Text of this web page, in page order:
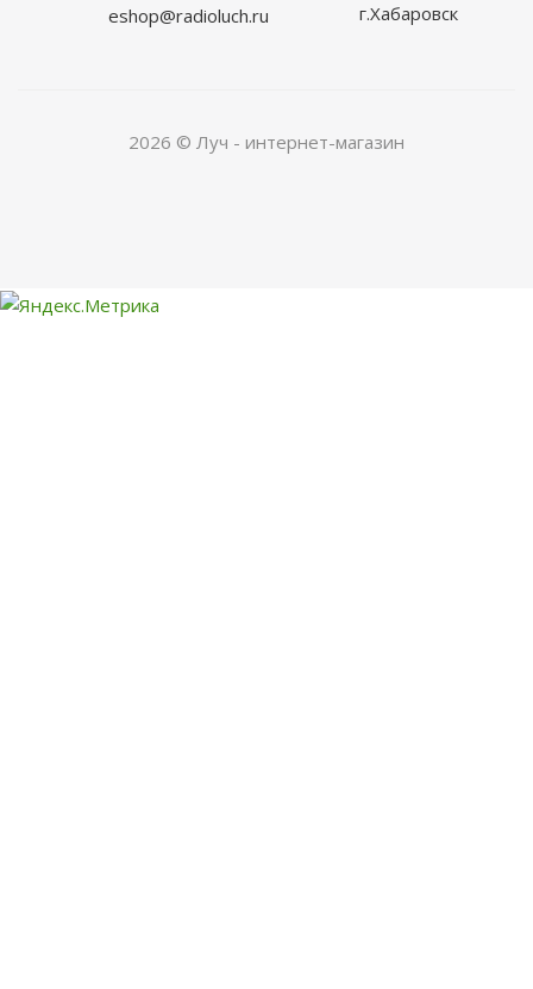
eshop@radioluch.ru г.Хабаровск
2026 © Луч - интернет-магазин